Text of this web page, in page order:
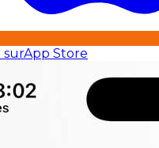
surApp Store